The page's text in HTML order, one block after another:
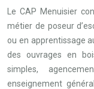
Le CAP Menuisier
métier de poseur
ou en apprentissage
des ouvrages en
simples,
enseignement